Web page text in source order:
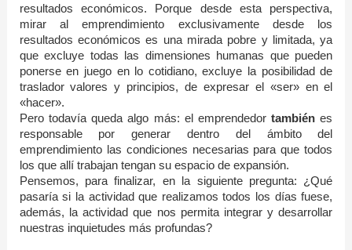
resultados económicos. Porque desde esta perspectiva,
mirar al emprendimiento exclusivamente desde los
resultados económicos es una mirada pobre y limitada, ya
que excluye todas las dimensiones humanas que pueden
ponerse en juego en lo cotidiano, excluye la posibilidad de
traslador valores y principios, de expresar el «ser» en el
«hacer».
Pero todavía queda algo más: el emprendedortambién es
responsable por generar dentro del ámbito del
emprendimiento las condiciones necesarias para que todos
los que allí trabajan tengan su espacio de expansión.
Pensemos, para finalizar, en la siguiente pregunta: ¿Qué
pasaría si la actividad que realizamos todos los días fuese,
además, la actividad que nos permita integrar y desarrollar
nuestras inquietudes más profundas?